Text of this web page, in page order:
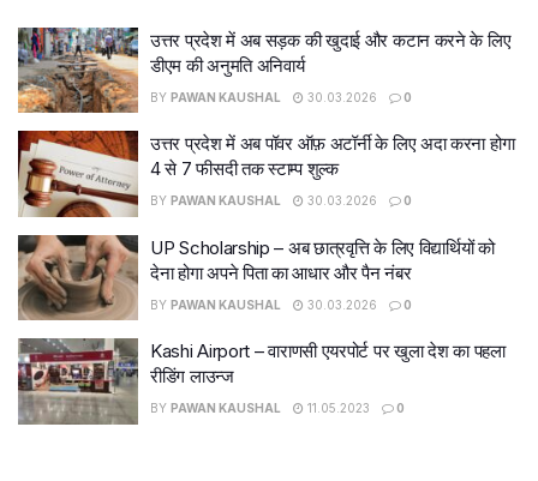
उत्तर प्रदेश में अब सड़क की खुदाई और कटान करने के लिए
डीएम की अनुमति अनिवार्य
BY PAWAN KAUSHAL 30.03.2026 0
उत्तर प्रदेश में अब पॉवर ऑफ़ अटॉर्नी के लिए अदा करना होगा
4 से 7 फीसदी तक स्टाम्प शुल्क
BY PAWAN KAUSHAL 30.03.2026 0
UP Scholarship – अब छात्रवृत्ति के लिए विद्यार्थियों को
देना होगा अपने पिता का आधार और पैन नंबर
BY PAWAN KAUSHAL 30.03.2026 0
Kashi Airport – वाराणसी एयरपोर्ट पर खुला देश का पहला
रीडिंग लाउन्ज
BY PAWAN KAUSHAL 11.05.2023 0